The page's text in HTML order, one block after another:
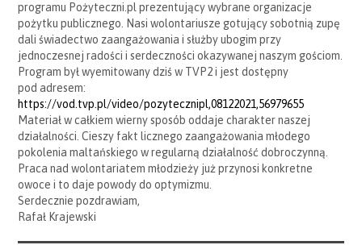
programu Pożyteczni.pl prezentujący wybrane organizacje
pożytku publicznego. Nasi wolontariusze gotujący sobotnią zupę
dali świadectwo zaangażowania i służby ubogim przy
jednoczesnej radości i serdeczności okazywanej naszym gościom.
Program był wyemitowany dziś w TVP2 i jest dostępny
pod adresem:
https://vod.tvp.pl/video/pozytecznipl,08122021,56979655
Materiał w całkiem wierny sposób oddaje charakter naszej
działalności. Cieszy fakt licznego zaangażowania młodego
pokolenia maltańskiego w regularną działalność dobroczynną.
Praca nad wolontariatem młodzieży już przynosi konkretne
owoce i to daje powody do optymizmu.
Serdecznie pozdrawiam,
Rafał Krajewski